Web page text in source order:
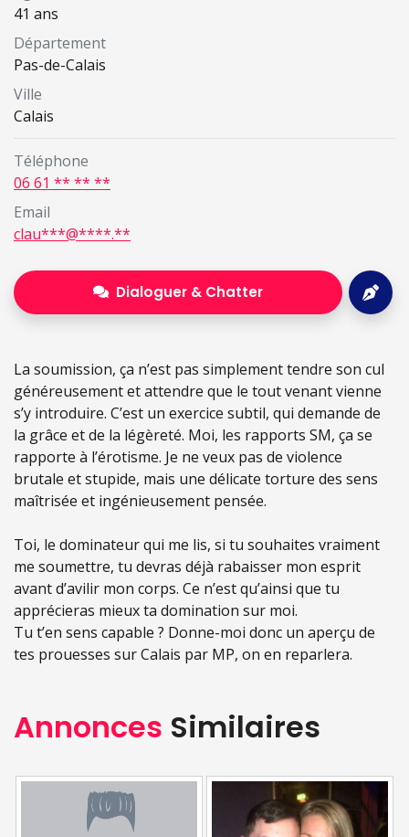
41 ans
Département
Pas-de-Calais
Ville
Calais
Téléphone
06 61 ** ** **
Email
clau***@****.**
Dialoguer & Chatter
La soumission, ça n’est pas simplement tendre son cul
généreusement et attendre que le tout venant vienne
s’y introduire. C’est un exercice subtil, qui demande de
la grâce et de la légèreté. Moi, les rapports SM, ça se
rapporte à l’érotisme. Je ne veux pas de violence
brutale et stupide, mais une délicate torture des sens
maîtrisée et ingénieusement pensée.
Toi, le dominateur qui me lis, si tu souhaites vraiment
me soumettre, tu devras déjà rabaisser mon esprit
avant d’avilir mon corps. Ce n’est qu’ainsi que tu
apprécieras mieux ta domination sur moi.
Tu t’en sens capable ? Donne-moi donc un aperçu de
tes prouesses sur Calais par MP, on en reparlera.
Annonces Similaires